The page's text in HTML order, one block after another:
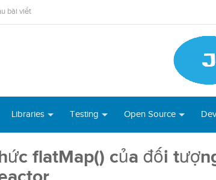
bài viết
Libraries Testing Open Source
flatMap() của đối